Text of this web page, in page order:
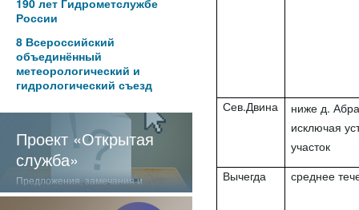
190 лет Гидрометслужбе
России
8 Всероссийский
объединённый
метеорологический и
гидрологический съезд
Проект «Открытая
служба»
Предложения, замечания и
отзывы о нашей работе
Сев.Двина
ниже д.
исключая
участок
Вычегда
среднее